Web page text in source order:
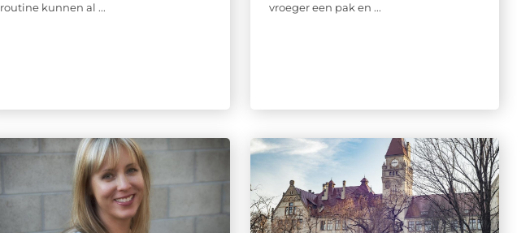
routine kunnen al ...
vroeger een pak en ...